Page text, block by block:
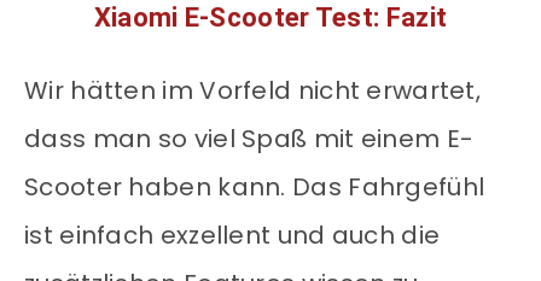
Xiaomi E-Scooter Test: Fazit
Wir hätten im Vorfeld nicht erwartet,
dass man so viel Spaß mit einem E-
Scooter haben kann. Das Fahrgefühl
ist einfach exzellent und auch die